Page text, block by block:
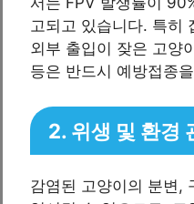
고되고 있습니다. 특히
외부 출입이 잦은 고양
등은 반드시 예방접종
2. 위생 및 환경
감염된 고양이의 분변,